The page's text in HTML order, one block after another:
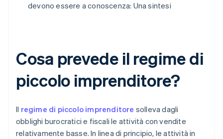
devono essere a conoscenza: Una sintesi
Cosa prevede il regime di
piccolo imprenditore?
Il regime di piccolo imprenditore solleva dagli
obblighi burocratici e fiscali le attività con vendite
relativamente basse. In linea di principio, le attività in